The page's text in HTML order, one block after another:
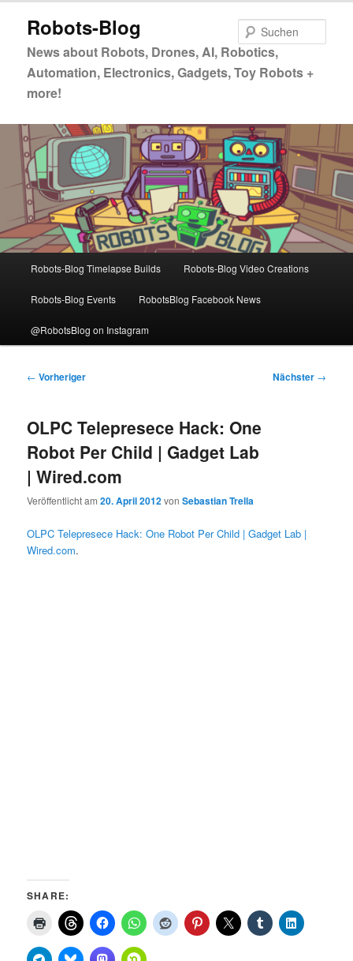
primären
springen
Robots-Blog
News about Robots, Drones, AI, Robotics,
Automation, Electronics, Gadgets, Toy Robots +
more!
Robots-Blog Timelapse Builds Robots-Blog Video Creations
Robots-Blog Events RobotsBlog Facebook News
@RobotsBlog on Instagram
Beitragsnavigation
← Vorheriger Nächster →
OLPC Telepresece Hack: One
Robot Per Child | Gadget Lab
| Wired.com
Veröffentlicht am20. April 2012vonSebastian Trella
OLPC Telepresece Hack: One Robot Per Child | Gadget Lab |
Wired.com.
SHARE: